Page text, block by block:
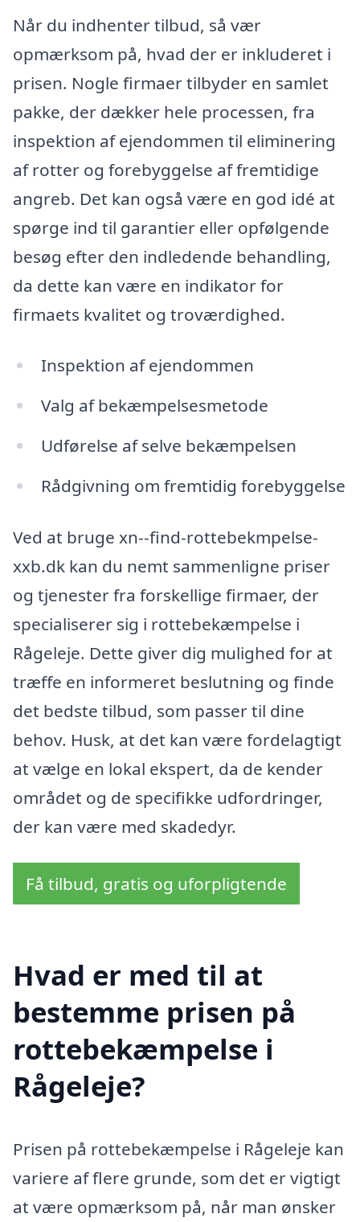
Når du indhenter tilbud, så vær
opmærksom på, hvad der er inkluderet i
prisen. Nogle firmaer tilbyder en samlet
pakke, der dækker hele processen, fra
inspektion af ejendommen til eliminering
af rotter og forebyggelse af fremtidige
angreb. Det kan også være en god idé at
spørge ind til garantier eller opfølgende
besøg efter den indledende behandling,
da dette kan være en indikator for
firmaets kvalitet og troværdighed.
Inspektion af ejendommen
Valg af bekæmpelsesmetode
Udførelse af selve bekæmpelsen
Rådgivning om fremtidig forebyggelse
Ved at bruge xn--find-rottebekmpelse-
xxb.dk kan du nemt sammenligne priser
og tjenester fra forskellige firmaer, der
specialiserer sig i rottebekæmpelse i
Rågeleje. Dette giver dig mulighed for at
træffe en informeret beslutning og finde
det bedste tilbud, som passer til dine
behov. Husk, at det kan være fordelagtigt
at vælge en lokal ekspert, da de kender
området og de specifikke udfordringer,
der kan være med skadedyr.
Få tilbud, gratis og uforpligtende
Hvad er med til at
bestemme prisen på
rottebekæmpelse i
Rågeleje?
Prisen på rottebekæmpelse i Rågeleje kan
variere af flere grunde, som det er vigtigt
at være opmærksom på, når man ønsker